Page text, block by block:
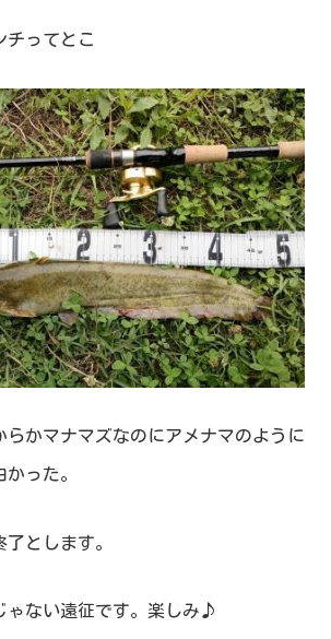
チってとこ
らかマナマズなのにアメナマのように
った。
とします。
ゃない遠征です。楽しみ♪